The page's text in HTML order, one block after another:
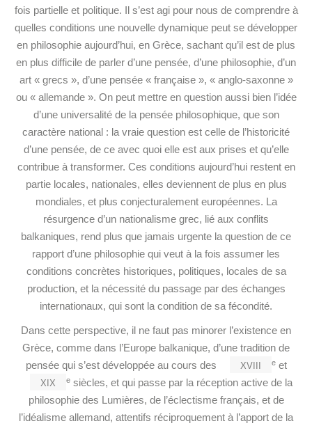
fois partielle et politique. Il s’est agi pour nous de comprendre à
quelles conditions une nouvelle dynamique peut se développer
en philosophie aujourd’hui, en Grèce, sachant qu’il est de plus
en plus difficile de parler d’une pensée, d’une philosophie, d’un
art « grecs », d’une pensée « française », « anglo-saxonne »
ou « allemande ». On peut mettre en question aussi bien l’idée
d’une universalité de la pensée philosophique, que son
caractère national : la vraie question est celle de l’historicité
d’une pensée, de ce avec quoi elle est aux prises et qu’elle
contribue à transformer. Ces conditions aujourd’hui restent en
partie locales, nationales, elles deviennent de plus en plus
mondiales, et plus conjecturalement européennes. La
résurgence d’un nationalisme grec, lié aux conflits
balkaniques, rend plus que jamais urgente la question de ce
rapport d’une philosophie qui veut à la fois assumer les
conditions concrètes historiques, politiques, locales de sa
production, et la nécessité du passage par des échanges
internationaux, qui sont la condition de sa fécondité.
Dans cette perspective, il ne faut pas minorer l’existence en
Grèce, comme dans l’Europe balkanique, d’une tradition de
pensée qui s’est développée au cours des
xviii eet
xix e siècles, et qui passe par la réception active de la
philosophie des Lumières, de l’éclectisme français, et de
l’idéalisme allemand, attentifs réciproquement à l’apport de la